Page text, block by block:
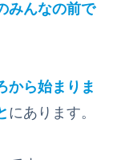
みんなの前で
から始まりま
にあります。